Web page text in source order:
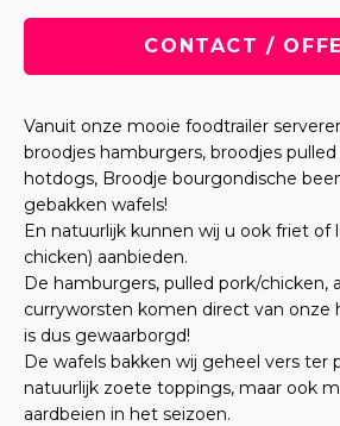
CONTACT /
Vanuit onze mooie foodtrailer
broodjes hamburgers, broodjes
hotdogs, Broodje bourgondische
gebakken wafels!
En natuurlijk kunnen wij u ook friet of
chicken) aanbieden.
De hamburgers, pulled pork/chicken,
curryworsten komen direct van onze
is dus gewaarborgd!
De wafels bakken wij geheel vers ter
natuurlijk zoete toppings, maar ook
aardbeien in het seizoen.